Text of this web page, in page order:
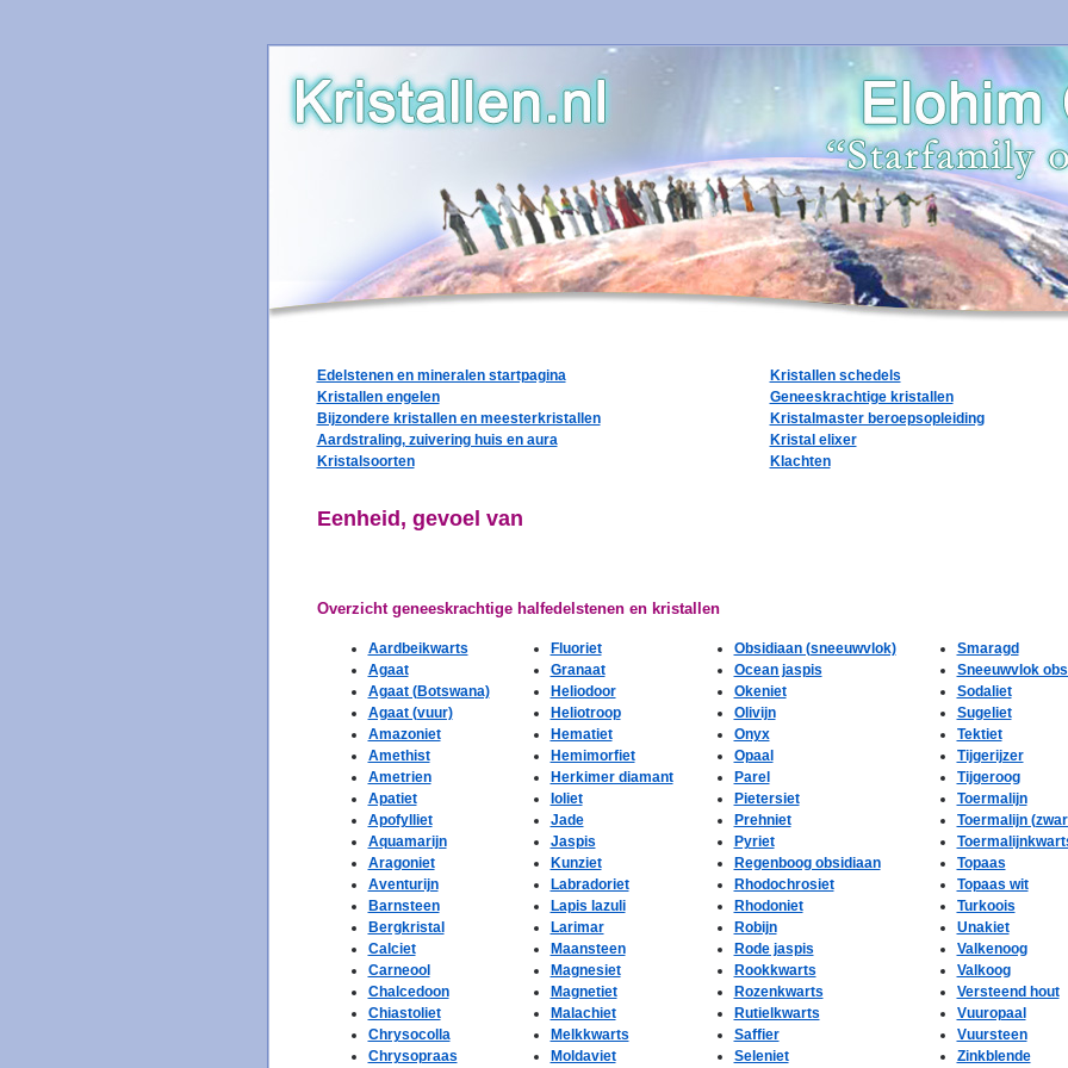
Edelstenen en mineralen startpagina
Kristallen schedels
Kristallen engelen
Geneeskrachtige kristallen
Bijzondere kristallen en meesterkristallen
Kristalmaster beroepsopleiding
Aardstraling, zuivering huis en aura
Kristal elixer
Kristalsoorten
Klachten
Eenheid, gevoel van
Overzicht geneeskrachtige halfedelstenen en kristallen
Aardbeikwarts
Agaat
Agaat (Botswana)
Agaat (vuur)
Amazoniet
Amethist
Ametrien
Apatiet
Apofylliet
Aquamarijn
Aragoniet
Aventurijn
Barnsteen
Bergkristal
Calciet
Carneool
Chalcedoon
Chiastoliet
Chrysocolla
Chrysopraas
Fluoriet
Granaat
Heliodoor
Heliotroop
Hematiet
Hemimorfiet
Herkimer diamant
Ioliet
Jade
Jaspis
Kunziet
Labradoriet
Lapis lazuli
Larimar
Maansteen
Magnesiet
Magnetiet
Malachiet
Melkkwarts
Moldaviet
Obsidiaan (sneeuwvlok)
Ocean jaspis
Okeniet
Olivijn
Onyx
Opaal
Parel
Pietersiet
Prehniet
Pyriet
Regenboog obsidiaan
Rhodochrosiet
Rhodoniet
Robijn
Rode jaspis
Rookkwarts
Rozenkwarts
Rutielkwarts
Saffier
Seleniet
Smaragd
Sneeuwvlok
Sodaliet
Sugeliet
Tektiet
Tijgerijzer
Tijgeroog
Toermalijn
Toermalijn
Topaas
Topaas wit
Turkoois
Unakiet
Valkenoog
Valkoog
Versteend hout
Vuuropaal
Vuursteen
Zinkblende